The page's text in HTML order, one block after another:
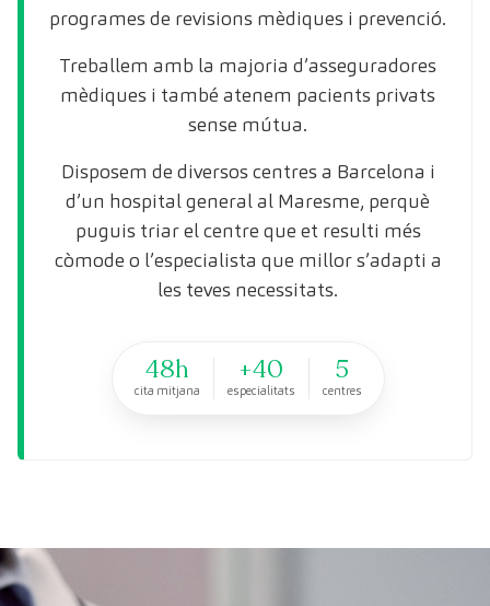
programes de revisions mèdiques i prevenció.
Treballem amb la majoria d’asseguradores
mèdiques i també atenem pacients privats
sense mútua.
Disposem de diversos centres a Barcelona i
d’un hospital general al Maresme, perquè
puguis triar el centre que et resulti més
còmode o l’especialista que millor s’adapti a
les teves necessitats.
48h
cita mitjana
+40
especialitats
5
centres